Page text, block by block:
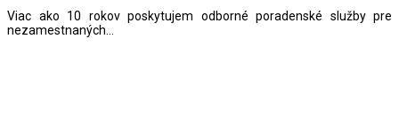
Viac ako 10 rokov poskytujem odborné poradenské služby pre
nezamestnaných...